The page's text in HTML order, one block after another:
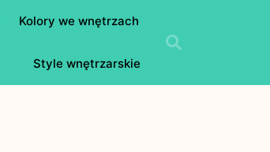
Kolory we wnętrzach
Style wnętrzarskie